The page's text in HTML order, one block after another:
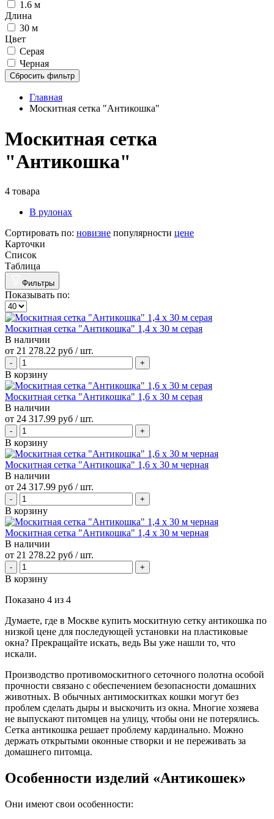
1.6 м
Длина
30 м
Цвет
Серая
Черная
Сбросить фильтр
Главная
Москитная сетка "Антикошка"
Москитная сетка
"Антикошка"
4 товара
В рулонах
Сортировать по: новизне популярности цене
Карточки
Список
Таблица
Фильтры
Показывать по:
Москитная сетка "Антикошка" 1,4 х 30 м серая
В наличии
от 21 278.22 руб / шт.
В корзину
Москитная сетка "Антикошка" 1,6 х 30 м серая
В наличии
от 24 317.99 руб / шт.
В корзину
Москитная сетка "Антикошка" 1,6 х 30 м черная
В наличии
от 24 317.99 руб / шт.
В корзину
Москитная сетка "Антикошка" 1,4 х 30 м черная
В наличии
от 21 278.22 руб / шт.
В корзину
Показано 4 из 4
Думаете, где в Москве купить москитную сетку антикошка по
низкой цене для последующей установки на пластиковые
окна? Прекращайте искать, ведь Вы уже нашли то, что
искали.
Производство противомоскитного сеточного полотна особой
прочности связано с обеспечением безопасности домашних
животных. В обычных антимоскитках кошки могут без
проблем сделать дыры и выскочить из окна. Многие хозяева
не выпускают питомцев на улицу, чтобы они не потерялись.
Сетка антикошка решает проблему кардинально. Можно
держать открытыми оконные створки и не переживать за
домашнего питомца.
Особенности изделий «Антикошек»
Они имеют свои особенности: